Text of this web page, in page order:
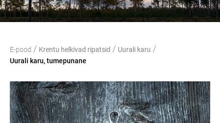
E-pood / Krentu helkivad ripatsid / Uurali karu /
Uurali karu, tumepunane